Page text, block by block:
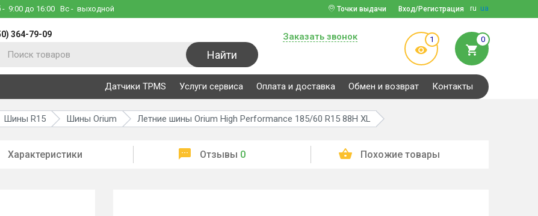
- 9:00 до 16:00 Вс - выходной ru ua
Вход/Регистрация
Точки выдачи
364-79-09
Найти
Заказать звонок 1 0
Датчики TPMS Услуги сервиса Оплата и доставка Обмен и возврат Контакты
Шины R15 Шины Orium Летние шины Orium High Performance 185/60 R15 88H XL
Характеристики Отзывы 0 Похожие товары